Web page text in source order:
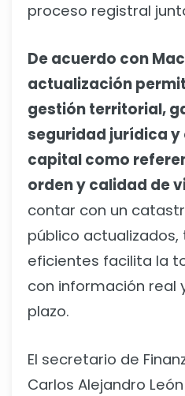
proceso registral
De acuerdo con
actualización
gestión territorial,
seguridad jurídica y
capital como
orden y calidad de
contar con un
público
eficientes facilita la
con información real
plazo.
El secretario de
Carlos Alejandro